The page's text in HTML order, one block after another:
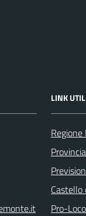
LINK
Castello
Pro-Loco